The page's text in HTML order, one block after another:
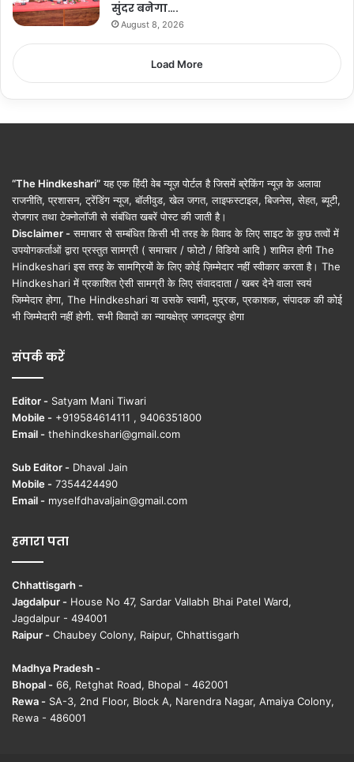
सुंदर बनेगा….
August 8, 2026
Load More
“The Hindkeshari”यह एक हिंदी वेब न्यूज़ पोर्टल है जिसमें ब्रेकिंग न्यूज़ के अलावा
राजनीति, प्रशासन, ट्रेंडिंग न्यूज, बॉलीवुड, खेल जगत, लाइफस्टाइल, बिजनेस, सेहत, ब्यूटी,
रोजगार तथा टेक्नोलॉजी से संबंधित खबरें पोस्ट की जाती है।
Disclaimer - समाचार से सम्बंधित किसी भी तरह के विवाद के लिए साइट के कुछ तत्वों में
उपयोगकर्ताओं द्वारा प्रस्तुत सामग्री ( समाचार / फोटो / विडियो आदि ) शामिल होगी The
Hindkeshari इस तरह के सामग्रियों के लिए कोई ज़िम्मेदार नहीं स्वीकार करता है। The
Hindkeshari में प्रकाशित ऐसी सामग्री के लिए संवाददाता / खबर देने वाला स्वयं
जिम्मेदार होगा, The Hindkeshari या उसके स्वामी, मुद्रक, प्रकाशक, संपादक की कोई
भी जिम्मेदारी नहीं होगी. सभी विवादों का न्यायक्षेत्र जगदलपुर होगा
संपर्क करें
Editor - Satyam Mani Tiwari
Mobile - +919584614111 , 9406351800
Email - thehindkeshari@gmail.com
Sub Editor - Dhaval Jain
Mobile - 7354424490
Email - myselfdhavaljain@gmail.com
हमारा पता
Chhattisgarh -
Jagdalpur - House No 47, Sardar Vallabh Bhai Patel Ward,
Jagdalpur - 494001
Raipur - Chaubey Colony, Raipur, Chhattisgarh
Madhya Pradesh -
Bhopal - 66, Retghat Road, Bhopal - 462001
Rewa - SA-3, 2nd Floor, Block A, Narendra Nagar, Amaiya Colony,
Rewa - 486001